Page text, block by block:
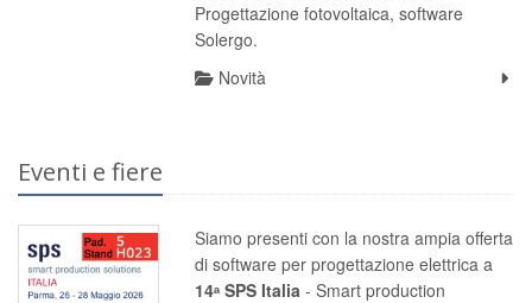
Progettazione fotovoltaica, software
Solergo.
Novità
Eventi e fiere
Siamo presenti con la nostra ampia offerta
di software per progettazione elettrica a
14ᵃ SPS Italia - Smart production